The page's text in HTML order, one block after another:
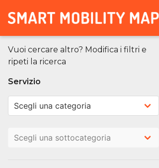
Vuoi cercare altro? Modifica i filtri e
ripeti la ricerca
Servizio